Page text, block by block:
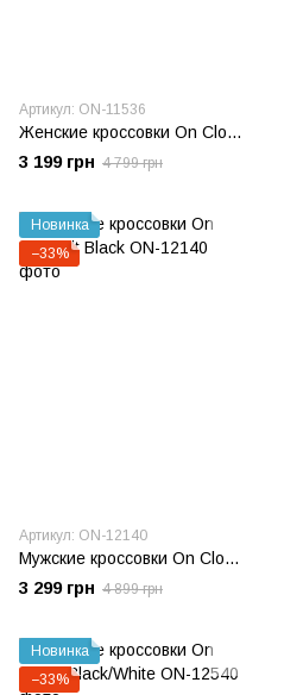
Артикул: ON-11536
Женские кроссовки On Cloudsurfer Trail 2 Lily Gardenia
3 199 грн 4 799 грн
Новинка
−33%
Артикул: ON-12140
Мужские кроссовки On Cloudtilt Black
3 299 грн 4 899 грн
Новинка
−33%